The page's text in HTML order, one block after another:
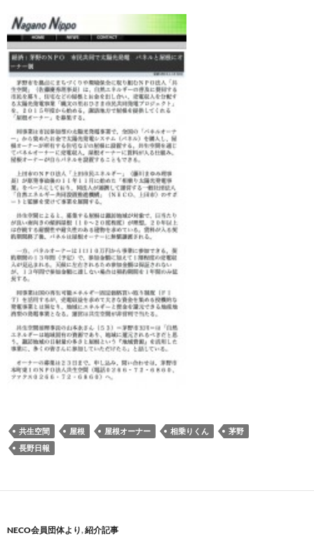
共生空間 屋根 屋根オーナー 相乗りくん
茅野
長野日報
NECO会員団体より,紹介記事